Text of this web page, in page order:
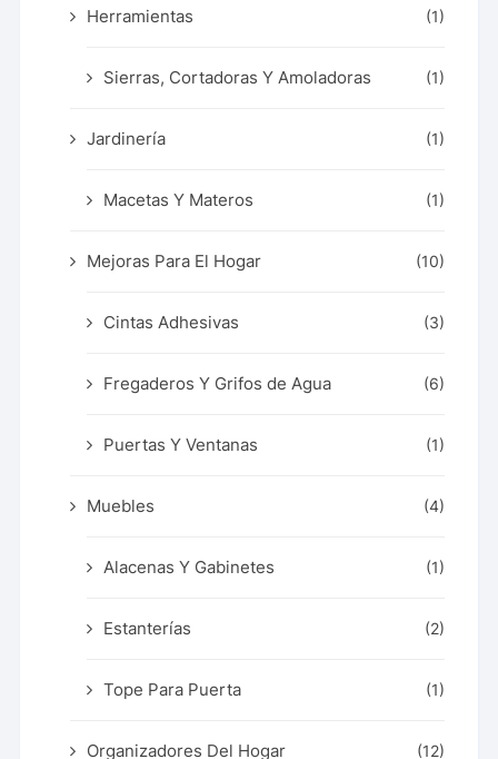
Herramientas (1)
Sierras, Cortadoras Y Amoladoras (1)
Jardinería (1)
Macetas Y Materos (1)
Mejoras Para El Hogar (10)
Cintas Adhesivas (3)
Fregaderos Y Grifos de Agua (6)
Puertas Y Ventanas (1)
Muebles (4)
Alacenas Y Gabinetes (1)
Estanterías (2)
Tope Para Puerta (1)
Organizadores Del Hogar (12)